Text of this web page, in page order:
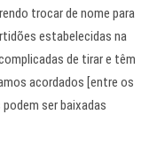
trocar de nome para
estabelecidas na
de tirar e têm
acordados [entre os
ser baixadas